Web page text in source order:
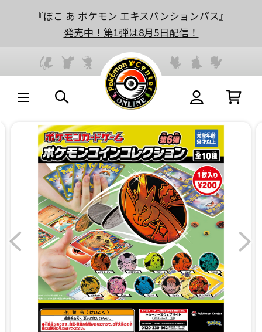
『ぽこ あ ポケモン エキスパンションパス』
発売中！第1弾は8月5日配信！